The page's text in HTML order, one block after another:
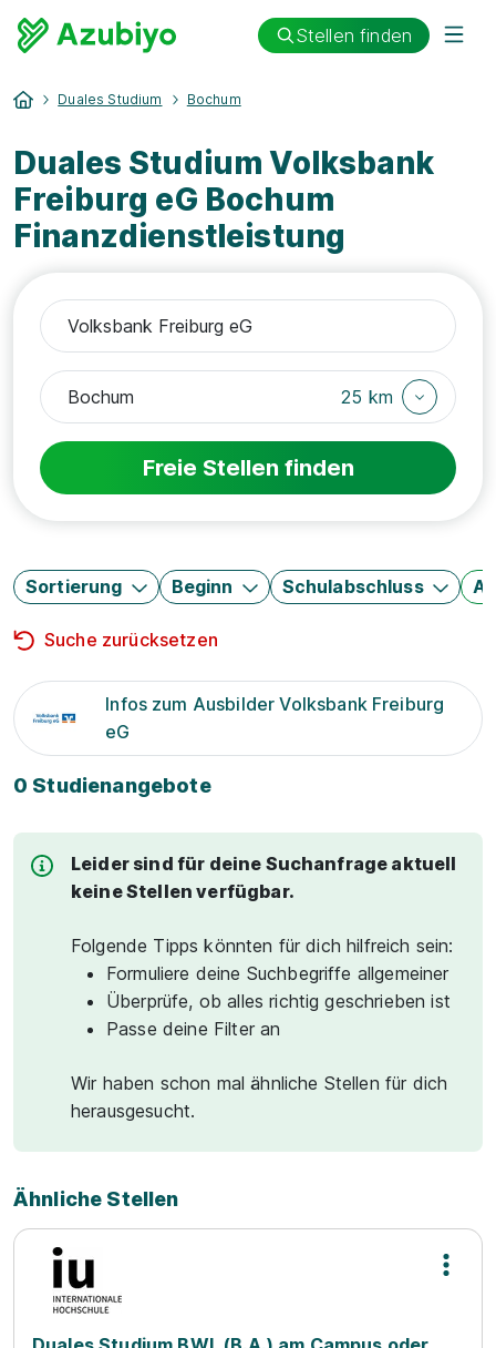
Stellen finden
Duales Studium Bochum
Duales Studium Volksbank
Freiburg eG Bochum
Finanzdienstleistung
25 km
Freie Stellen finden
Sortierung Beginn Schulabschluss
Suche zurücksetzen
Infos zum Ausbilder Volksbank Freiburg
eG
0 Studienangebote
Leider sind für deine Suchanfrage aktuell
keine Stellen verfügbar.
Folgende Tipps könnten für dich hilfreich sein:
Formuliere deine Suchbegriffe allgemeiner
Überprüfe, ob alles richtig geschrieben ist
Passe deine Filter an
Wir haben schon mal ähnliche Stellen für dich
herausgesucht.
Ähnliche Stellen